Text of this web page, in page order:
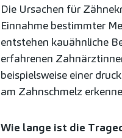
Die Ursachen für
Einnahme bestimmter
entstehen kauähnliche
erfahrenen
beispielsweise einer
am Zahnschmelz
Wie lange ist die